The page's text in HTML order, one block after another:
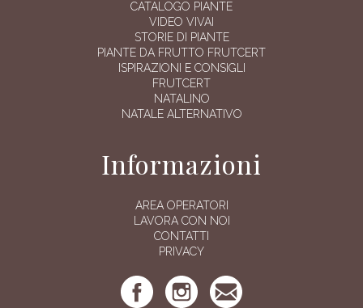
CATALOGO PIANTE
VIDEO VIVAI
STORIE DI PIANTE
PIANTE DA FRUTTO FRUTCERT
ISPIRAZIONI E CONSIGLI
FRUTCERT
NATALINO
NATALE ALTERNATIVO
Informazioni
AREA OPERATORI
LAVORA CON NOI
CONTATTI
PRIVACY